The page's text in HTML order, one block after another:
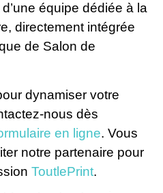
équipe dédiée à la
directement intégrée
de Salon de
dynamiser votre
nous dès
en ligne. Vous
notre partenaire pour
ToutlePrint.